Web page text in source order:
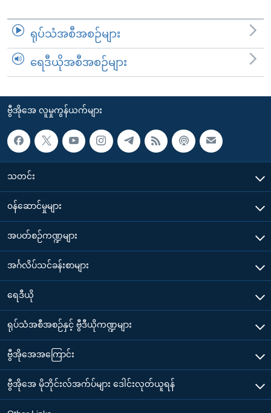
ရုပ်သံအစီအစဉ်များ
ရေဒီယိုအစီအစဉ်များ
ဗွီအိုအေ လူမှုကွန်ယက်များ
သတင်း
၀န်ဆောင်မှုများ
အပတ်စဉ်ကဏ္ဍများ
အင်္ဂလိပ်သင်ခန်းစာများ
ရေဒီယို
ရုပ်သံအစီအစဉ်နှင့် ဗွီဒီယိုကဏ္ဍများ
ဗွီအိုအေအကြောင်း
ဗွီအိုအေ မိုဘိုင်းလ်အက်ပ်များ ဒေါင်းလုတ်ယူရန်